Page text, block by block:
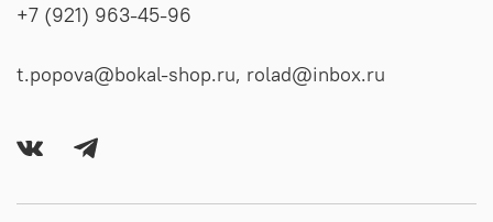
+7 (921) 963-45-96
t.popova@bokal-shop.ru, rolad@inbox.ru